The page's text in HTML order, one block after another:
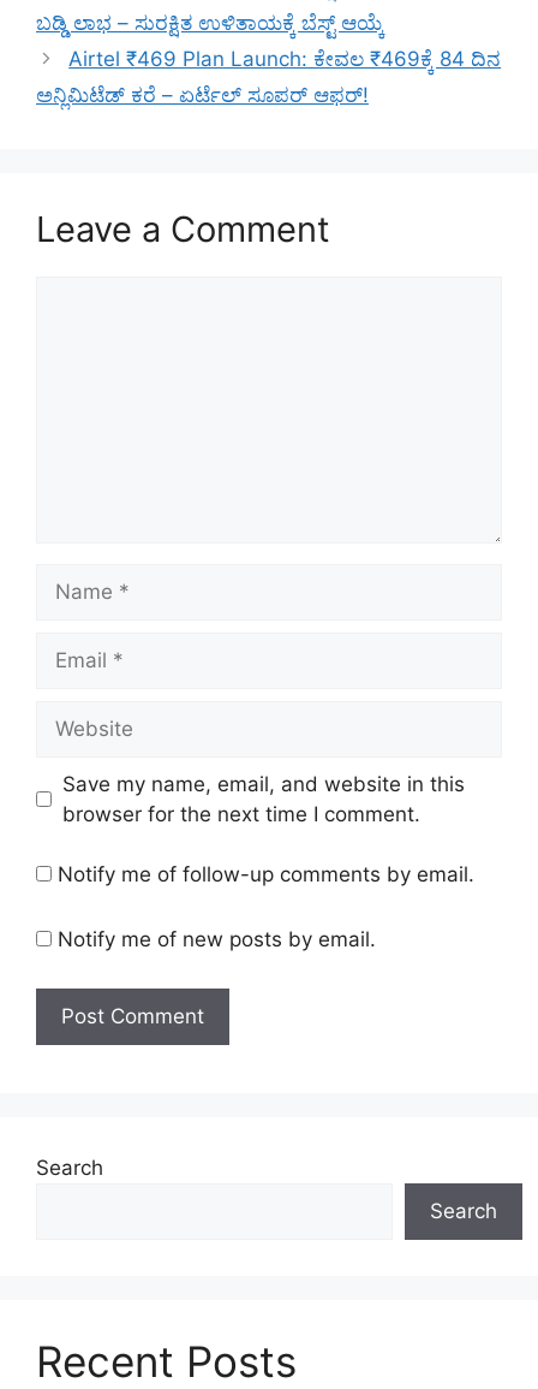
ಬಡ್ಡಿ ಲಾಭ – ಸುರಕ್ಷಿತ ಉಳಿತಾಯಕ್ಕೆ ಬೆಸ್ಟ್ ಆಯ್ಕೆ
Airtel ₹469 Plan Launch: ಕೇವಲ ₹469ಕ್ಕೆ 84 ದಿನ
ಅನ್ಲಿಮಿಟೆಡ್ ಕರೆ – ಏರ್ಟೆಲ್ ಸೂಪರ್ ಆಫರ್!
Leave a Comment
Save my name, email, and website in this
browser for the next time I comment.
Notify me of follow-up comments by email.
Notify me of new posts by email.
Search
Search
Recent Posts